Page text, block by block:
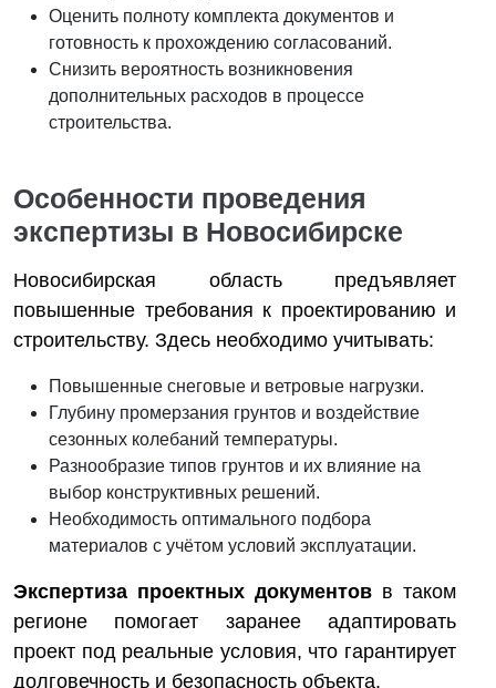
Оценить полноту комплекта документов и
готовность к прохождению согласований.
Снизить вероятность возникновения
дополнительных расходов в процессе
строительства.
Особенности проведения
экспертизы в Новосибирске
Новосибирская область предъявляет
повышенные требования к проектированию и
строительству. Здесь необходимо учитывать:
Повышенные снеговые и ветровые нагрузки.
Глубину промерзания грунтов и воздействие
сезонных колебаний температуры.
Разнообразие типов грунтов и их влияние на
выбор конструктивных решений.
Необходимость оптимального подбора
материалов с учётом условий эксплуатации.
Экспертиза проектных документов в таком
регионе помогает заранее адаптировать
проект под реальные условия, что гарантирует
долговечность и безопасность объекта.